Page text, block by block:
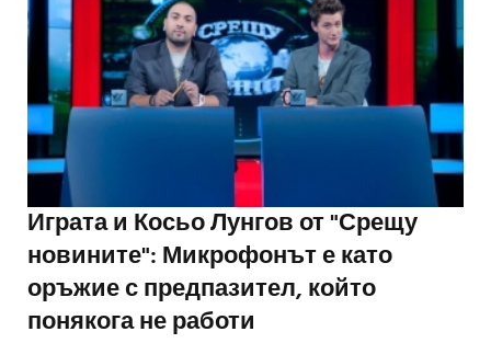
Играта и Косьо Лунгов от "Срещу
новините": Микрофонът е като
оръжие с предпазител, който
понякога не работи